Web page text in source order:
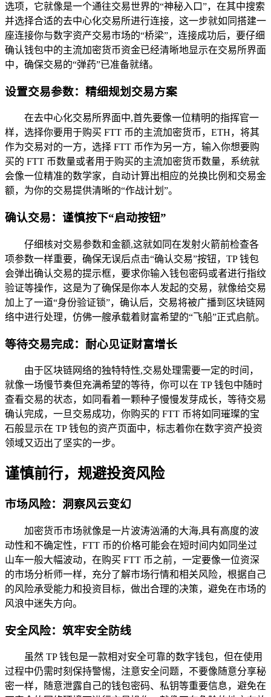
选项，它就像是一个通往交易世界的“神秘入口”，在其中搜索
并选择合适的去中心化交易所进行连接，这一步就如同搭建一
座连接你与数字资产交易市场的“桥梁”，连接成功后，要仔细
确认钱包中的主流加密货币资金已经清晰地显示在交易所界面
中，确保交易的“弹药”已准备就绪。
设置交易参数：精细规划交易方案
在去中心化交易所界面中,首先要像一位精明的指挥官一
样，选择你要用于购买 FTT 币的主流加密货币，ETH，将其
作为交易对的一方，选择 FTT 币作为另一方，输入你想要购
买的 FTT 币数量或者用于购买的主流加密货币数量，系统就
会像一位精准的数学家，自动计算出相应的兑换比例和交易金
额，为你的交易提供清晰的“作战计划”。
确认交易：谨慎按下“启动按钮”
仔细核对交易参数和金额,这就如同在发射火箭前检查各
项参数一样重要，确保无误后点击“确认交易”按钮，TP 钱包
会弹出确认交易的提示框，要求你输入钱包密码或者进行指纹
验证等操作，这是为了确保是你本人发起的交易，就像给交易
加上了一道“身份验证锁”，确认后，交易将被广播到区块链网
络中进行处理，仿佛一艘承载着财富希望的“飞船”正式启航。
等待交易完成：耐心见证财富增长
由于区块链网络的独特特性,交易处理需要一定的时间，
就像一场慢节奏但充满希望的等待，你可以在 TP 钱包中随时
查看交易的状态，如同看着一颗种子慢慢发芽成长，等待交易
确认完成，一旦交易成功，你购买的 FTT 币将如同璀璨的宝
石般显示在 TP 钱包的资产页面中，标志着你在数字资产投资
领域又迈出了坚实的一步。
谨慎前行，规避投资风险
市场风险：洞察风云变幻
加密货币市场就像是一片波涛汹涌的大海,具有高度的波
动性和不确定性，FTT 币的价格可能会在短时间内如同坐过
山车一般大幅波动，在购买 FTT 币之前，一定要像一位资深
的市场分析师一样，充分了解市场行情和相关风险，根据自己
的风险承受能力和投资目标，做出合理的决策，避免在市场的
风浪中迷失方向。
安全风险：筑牢安全防线
虽然 TP 钱包是一款相对安全可靠的数字钱包，但在使用
过程中仍需时刻保持警惕，注意安全问题，不要像随意分享秘
密一样，随意泄露自己的钱包密码、私钥等重要信息，避免在